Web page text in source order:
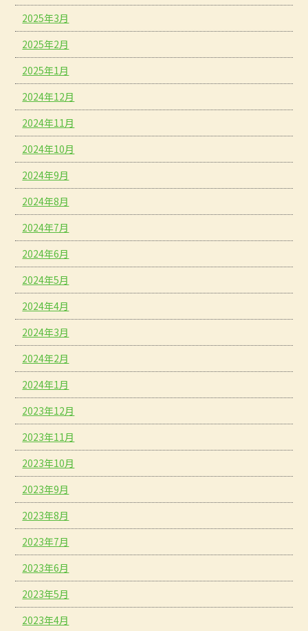
2025年3月
2025年2月
2025年1月
2024年12月
2024年11月
2024年10月
2024年9月
2024年8月
2024年7月
2024年6月
2024年5月
2024年4月
2024年3月
2024年2月
2024年1月
2023年12月
2023年11月
2023年10月
2023年9月
2023年8月
2023年7月
2023年6月
2023年5月
2023年4月